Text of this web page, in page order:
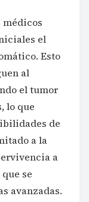
médicos
el
Esto
al
el tumor
lo que
de
a la
a
se
avanzadas.